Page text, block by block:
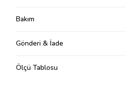
Bakım
Gönderi & İade
Ölçü Tablosu